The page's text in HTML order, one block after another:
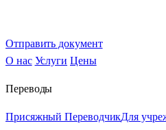
Отправить документ
О нас Услуги Цены
Переводы
Присяжный ПереводчикДля